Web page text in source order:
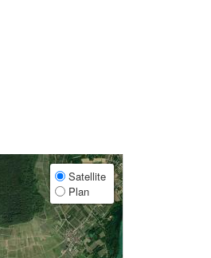
Satellite
Plan